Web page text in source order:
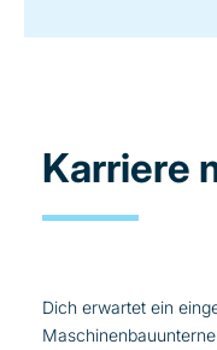
Karriere
Dich erwartet ein